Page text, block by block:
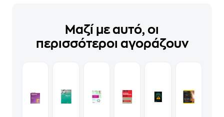
Μαζί με αυτό, οι
περισσότεροι αγοράζουν